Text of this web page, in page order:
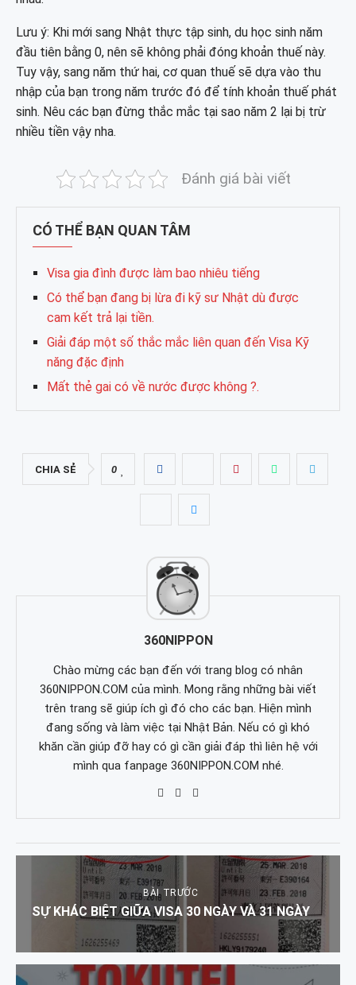
Lưu ý: Khi mới sang Nhật thực tập sinh, du học sinh năm
đầu tiên bằng 0, nên sẽ không phải đóng khoản thuế này.
Tuy vậy, sang năm thứ hai, cơ quan thuế sẽ dựa vào thu
nhập của bạn trong năm trước đó để tính khoản thuế phát
sinh. Nêu các bạn đừng thắc mắc tại sao năm 2 lại bị trừ
nhiều tiền vậy nha.
Đánh giá bài viết
CÓ THỂ BẠN QUAN TÂM
Visa gia đình được làm bao nhiêu tiếng
Có thể bạn đang bị lừa đi kỹ sư Nhật dù được
cam kết trả lại tiền.
Giải đáp một số thắc mắc liên quan đến Visa Kỹ
năng đặc định
Mất thẻ gai có về nước được không ?.
CHIA SẺ 0
360NIPPON
Chào mừng các bạn đến với trang blog có nhân
360NIPPON.COM của mình. Mong rằng những bài viết
trên trang sẽ giúp ích gì đó cho các bạn. Hiện mình
đang sống và làm việc tại Nhật Bản. Nếu có gì khó
khăn cần giúp đỡ hay có gì cần giải đáp thì liên hệ với
mình qua fanpage 360NIPPON.COM nhé.
BÀI TRƯỚC
SỰ KHÁC BIỆT GIỮA VISA 30 NGÀY VÀ 31 NGÀY